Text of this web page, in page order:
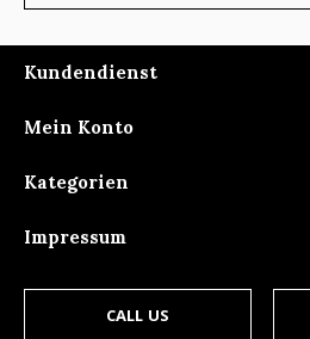
Kundendienst
Mein Konto
Kategorien
Impressum
CALL US